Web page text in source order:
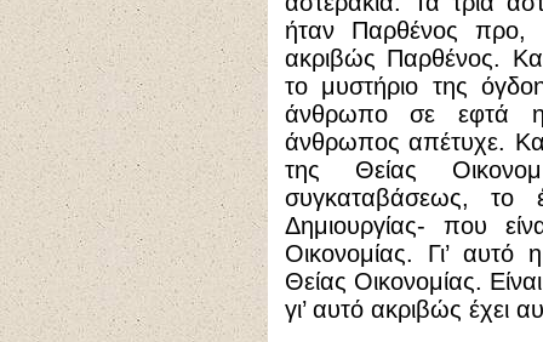
ήταν Παρθένος προ,
ακριβώς Παρθένος.
το μυστήριο της
άνθρωπο σε εφτά
άνθρωπος απέτυχε.
της Θείας
συγκαταβάσεως, το
Δημιουργίας- που
Οικονομίας. Γι’ αυτό
Θείας Οικονομίας.
γι’ αυτό ακριβώς έχει